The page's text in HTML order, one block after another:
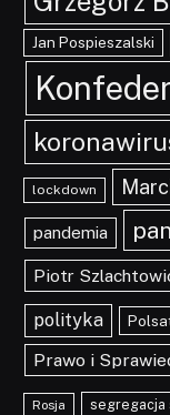
Jan Pospieszalski
lockdown
pandemia
Piotr
polityka
Prawo i
Rosja segregacja